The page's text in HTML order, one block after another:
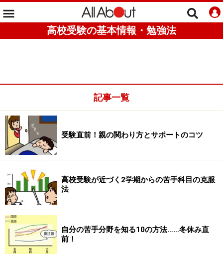
高校受験の基本情報・勉強法
記事一覧
受験直前！親の関わり方とサポートのコツ
高校受験が近づく2学期からの苦手科目の克服
法
自分の苦手分野を知る10の方法……冬休み直
前！